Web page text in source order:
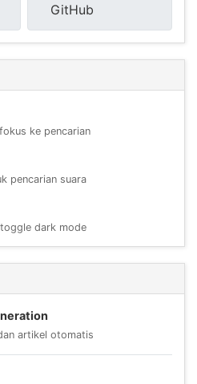
GitHub
ke pencarian
pencarian suara
dark mode
artikel otomatis